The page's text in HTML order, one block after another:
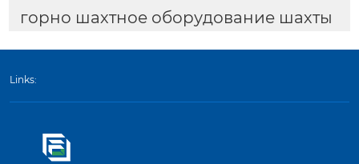
горно шахтное оборудование шахты
Links: